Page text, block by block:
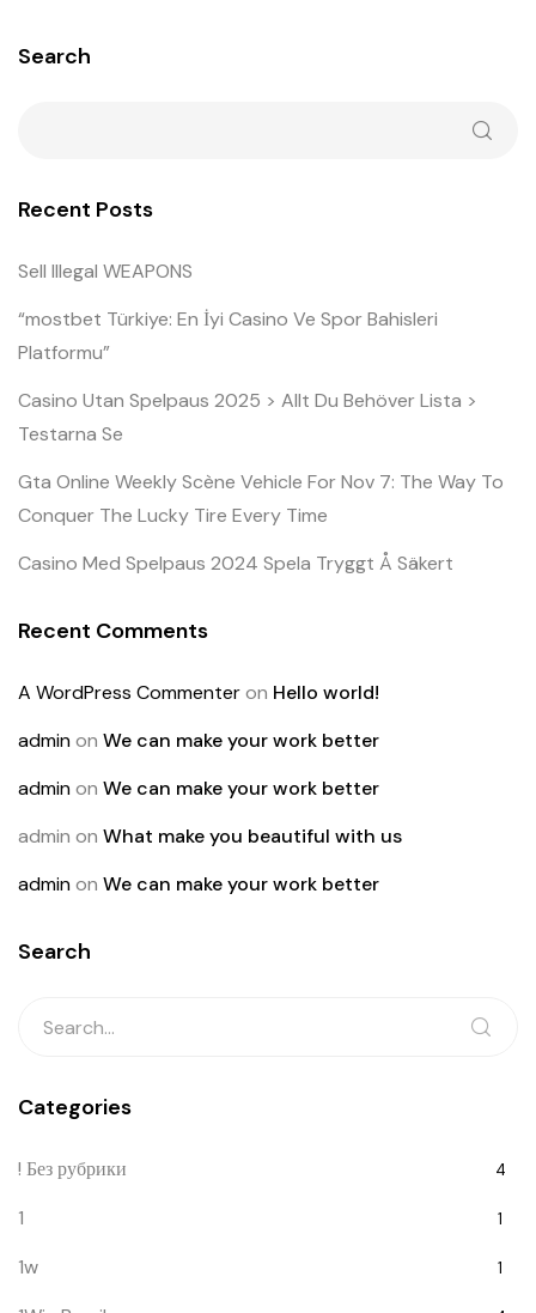
Search
Recent Posts
Sell Illegal WEAPONS
“mostbet Türkiye: En İyi Casino Ve Spor Bahisleri
Platformu”
Casino Utan Spelpaus 2025 > Allt Du Behöver Lista >
Testarna Se
Gta Online Weekly Scène Vehicle For Nov 7: The Way To
Conquer The Lucky Tire Every Time
Casino Med Spelpaus 2024 Spela Tryggt Å Säkert
Recent Comments
A WordPress Commenteron Hello world!
adminon We can make your work better
adminon We can make your work better
admin on What make you beautiful with us
adminon We can make your work better
Search
Categories
! Без рубрики 4
1 1
1w 1